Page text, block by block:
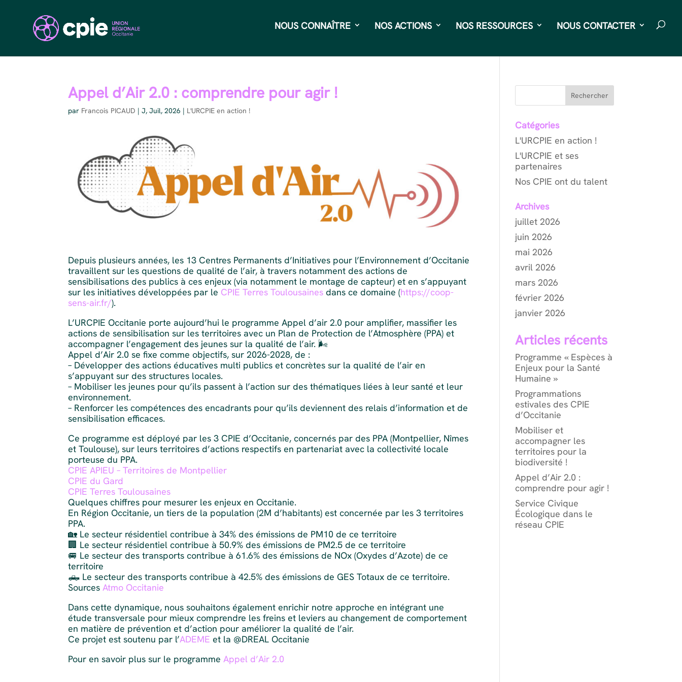
NOUS CONNAÎTRE NOS ACTIONS NOS RESSOURCES NOUS CONTACTER
Appel d’Air 2.0 : comprendre pour agir !
par Francois PICAUD |J, Juil, 2026 | L'URCPIE en action !
Depuis plusieurs années, les 13 Centres Permanents d’Initiatives pour l’Environnement d’Occitanie
travaillent sur les questions de qualité de l’air, à travers notamment des actions de
sensibilisations des publics à ces enjeux (via notamment le montage de capteur) et en s’appuyant
sur les initiatives développées par le CPIE Terres Toulousaines dans ce domaine (https://coop-
sens-air.fr/).
L’URCPIE Occitanie porte aujourd’hui le programme Appel d’air 2.0 pour amplifier, massifier les
actions de sensibilisation sur les territoires avec un Plan de Protection de l’Atmosphère (PPA) et
accompagner l’engagement des jeunes sur la qualité de l’air. 🌬️
Appel d’Air 2.0 se fixe comme objectifs, sur 2026-2028, de :
– Développer des actions éducatives multi publics et concrètes sur la qualité de l’air en
s’appuyant sur des structures locales.
– Mobiliser les jeunes pour qu’ils passent à l’action sur des thématiques liées à leur santé et leur
environnement.
– Renforcer les compétences des encadrants pour qu’ils deviennent des relais d’information et de
sensibilisation efficaces.
Ce programme est déployé par les 3 CPIE d’Occitanie, concernés par des PPA (Montpellier, Nîmes
et Toulouse), sur leurs territoires d’actions respectifs en partenariat avec la collectivité locale
porteuse du PPA.
CPIE APIEU – Territoires de Montpellier
CPIE du Gard
CPIE Terres Toulousaines
Quelques chiffres pour mesurer les enjeux en Occitanie.
En Région Occitanie, un tiers de la population (2M d’habitants) est concernée par les 3 territoires
PPA.
🏡 Le secteur résidentiel contribue à 34% des émissions de PM10 de ce territoire
🏢 Le secteur résidentiel contribue à 50.9% des émissions de PM2.5 de ce territoire
🚐 Le secteur des transports contribue à 61.6% des émissions de NOx (Oxydes d’Azote) de ce
territoire
🛻 Le secteur des transports contribue à 42.5% des émissions de GES Totaux de ce territoire.
SourcesAtmo Occitanie
Dans cette dynamique, nous souhaitons également enrichir notre approche en intégrant une
étude transversale pour mieux comprendre les freins et leviers au changement de comportement
en matière de prévention et d’action pour améliorer la qualité de l’air.
Ce projet est soutenu par l’ADEME et la @DREAL Occitanie
Pour en savoir plus sur le programmeAppel d’Air 2.0
Rechercher
Catégories
L'URCPIE en action !
L'URCPIE et ses
partenaires
Nos CPIE ont du talent
Archives
juillet 2026
juin 2026
mai 2026
avril 2026
mars 2026
février 2026
janvier 2026
Articles récents
Programme « Espèces à
Enjeux pour la Santé
Humaine »
Programmations
estivales des CPIE
d’Occitanie
Mobiliser et
accompagner les
territoires pour la
biodiversité !
Appel d’Air 2.0 :
comprendre pour agir !
Service Civique
Écologique dans le
réseau CPIE